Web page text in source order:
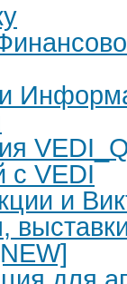
с VEDI
и